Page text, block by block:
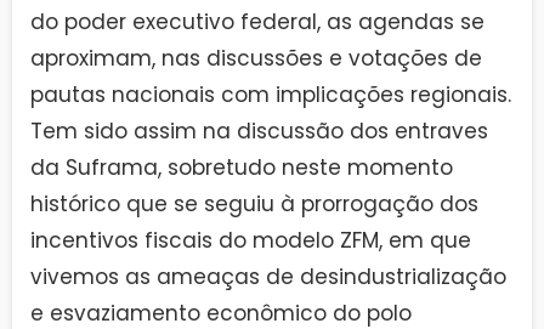
do poder executivo federal, as agendas se
aproximam, nas discussões e votações de
pautas nacionais com implicações regionais.
Tem sido assim na discussão dos entraves
da Suframa, sobretudo neste momento
histórico que se seguiu à prorrogação dos
incentivos fiscais do modelo ZFM, em que
vivemos as ameaças de desindustrialização
e esvaziamento econômico do polo